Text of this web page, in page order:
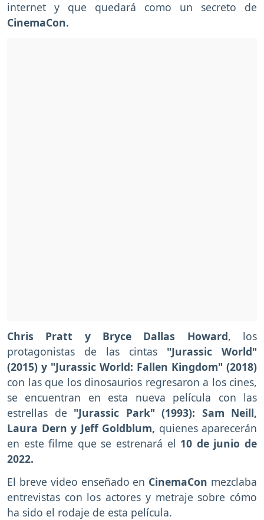
internet y que quedará como un secreto de
CinemaCon.
Chris Pratt y Bryce Dallas Howard, los
protagonistas de las cintas "Jurassic World"
(2015) y "Jurassic World: Fallen Kingdom" (2018)
con las que los dinosaurios regresaron a los cines,
se encuentran en esta nueva película con las
estrellas de "Jurassic Park" (1993): Sam Neill,
Laura Dern y Jeff Goldblum, quienes aparecerán
en este filme que se estrenará el 10 de junio de
2022.
El breve video enseñado en CinemaCon mezclaba
entrevistas con los actores y metraje sobre cómo
ha sido el rodaje de esta película.